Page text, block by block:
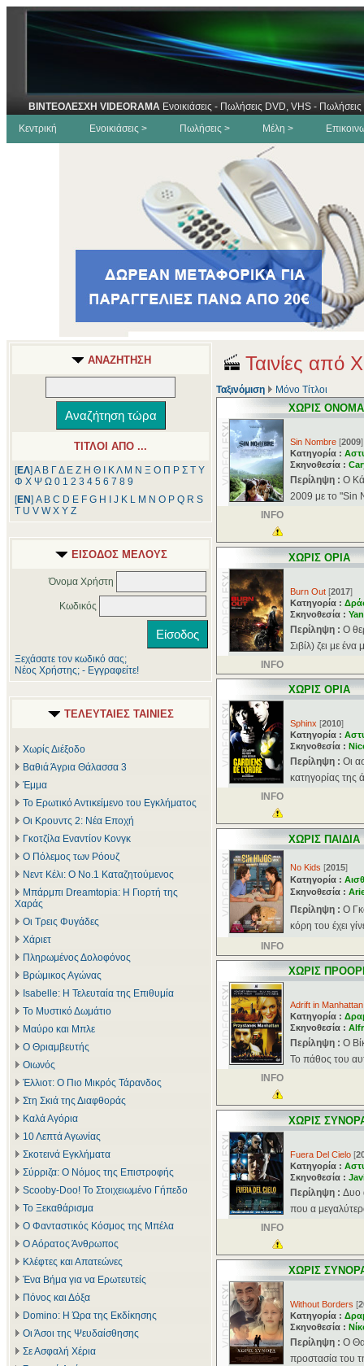
ΒΙΝΤΕΟΛΕΣΧΗ VIDEORAMA Ενοικιάσεις - Πωλήσεις DVD, VHS -
Κεντρική
Ενοικιάσεις > Πωλήσεις > Μέλη >
ΑΝΑΖΗΤΗΣΗ
ΤΙΤΛΟΙ ΑΠΟ ...
[ΕΛ] Α Β ΓΔ Ε Ζ Η Θ ΚΛ Μ Ν Ξ Ο Π Ρ Σ Τ Υ
Φ Χ Ψ Ω 0 1 2 3 4 5 6 7 8 9
[ΕΝ] A B C D E F G H J K L M N O P Q R S
T U V W X Y Z
ΕΙΣΟΔΟΣ ΜΕΛΟΥΣ
Όνομα Χρήστη
Κωδικός
Ξεχάσατε τον κωδικό σας;
Νέος Χρήστης; - Εγγραφείτε!
ΤΕΛΕΥΤΑΙΕΣ ΤΑΙΝΙΕΣ
Χωρίς Διέξοδο
Βαθιά Άγρια Θάλασσα 3
Έμμα
Το Ερωτικό Αντικείμενο του Εγκλήματος
Οι Κρουντς 2: Νέα Εποχή
Γκοτζίλα Εναντίον Κονγκ
Ο Πόλεμος των Ρόουζ
Νεντ Κέλι: Ο Νο.1 Καταζητούμενος
Μπάρμπι Dreamtopia: Η Γιορτή της
Χαράς
Οι Τρεις Φυγάδες
Χάριετ
Πληρωμένος Δολοφόνος
Βρώμικος Αγώνας
Isabelle: Η Τελευταία της Επιθυμία
Το Μυστικό Δωμάτιο
Μαύρο και Μπλε
Ο Θριαμβευτής
Οιωνός
Έλλιοτ: Ο Πιο Μικρός Τάρανδος
Στη Σκιά της Διαφθοράς
Καλά Αγόρια
10 Λεπτά Αγωνίας
Σκοτεινά Εγκλήματα
Σύρριζα: Ο Νόμος της Επιστροφής
Scooby-Doo! Το Στοιχειωμένο Γήπεδο
Το Ξεκαθάρισμα
Ο Φανταστικός Κόσμος της Μπέλα
Ο Αόρατος Άνθρωπος
Κλέφτες και Απατεώνες
Ένα Βήμα για να Ερωτευτείς
Πόνος και Δόξα
Domino: Η Ώρα της Εκδίκησης
Οι Άσοι της Ψευδαίσθησης
Σε Ασφαλή Χέρια
Ταινίες από Χ
Ταξινόμιση Μόνο Τίτλοι
ΧΩΡΙΣ ΟΝΟΜΑ
Sin Nombre [2009]
Κατηγορία :
Σκηνοθεσία :
Περίληψη : Ο
2009 με το "Sin
INFO
ΧΩΡΙΣ ΟΡΙΑ
Burn Out [2017]
Κατηγορία :
Σκηνοθεσία :
Περίληψη : Ο
Σιβίλ) ζει με
INFO
ΧΩΡΙΣ ΟΡΙΑ
Sphinx [2010]
Κατηγορία :
Σκηνοθεσία :
Περίληψη : Οι
κατηγορίας της
INFO
ΧΩΡΙΣ ΠΑΙΔΙΑ
No Kids [2015]
Κατηγορία :
Σκηνοθεσία :
Περίληψη : Ο
κόρη του έχει
INFO
ΧΩΡΙΣ
Adrift in Manhattan
Κατηγορία :
Σκηνοθεσία :
Περίληψη : Ο
Το πάθος του
INFO
ΧΩΡΙΣ
Fuera Del Cielo [
Κατηγορία :
Σκηνοθεσία :
Περίληψη : Δυο
που α
INFO
ΧΩΡΙΣ
Without Borders [
Κατηγορία :
Σκηνοθεσία :
Περίληψη : Ο
προστασία του